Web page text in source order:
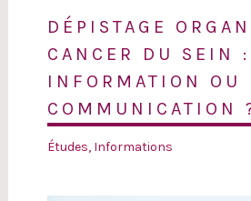
DÉPISTAGE
CANCER DU SEIN :
INFORMATION OU
COMMUNICATION
Études, Informations